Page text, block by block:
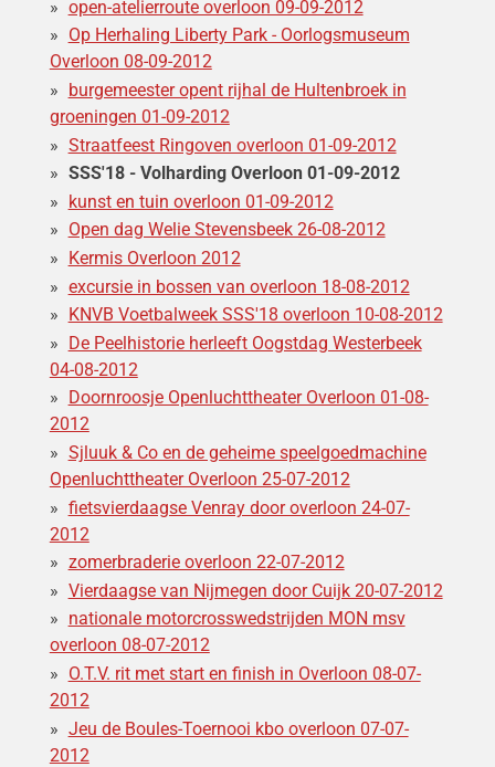
open-atelierroute overloon 09-09-2012
Op Herhaling Liberty Park - Oorlogsmuseum
Overloon 08-09-2012
burgemeester opent rijhal de Hultenbroek in
groeningen 01-09-2012
Straatfeest Ringoven overloon 01-09-2012
SSS'18 - Volharding Overloon 01-09-2012
kunst en tuin overloon 01-09-2012
Open dag Welie Stevensbeek 26-08-2012
Kermis Overloon 2012
excursie in bossen van overloon 18-08-2012
KNVB Voetbalweek SSS'18 overloon 10-08-2012
De Peelhistorie herleeft Oogstdag Westerbeek
04-08-2012
Doornroosje Openluchttheater Overloon 01-08-
2012
Sjluuk & Co en de geheime speelgoedmachine
Openluchttheater Overloon 25-07-2012
fietsvierdaagse Venray door overloon 24-07-
2012
zomerbraderie overloon 22-07-2012
Vierdaagse van Nijmegen door Cuijk 20-07-2012
nationale motorcrosswedstrijden MON msv
overloon 08-07-2012
O.T.V. rit met start en finish in Overloon 08-07-
2012
Jeu de Boules-Toernooi kbo overloon 07-07-
2012